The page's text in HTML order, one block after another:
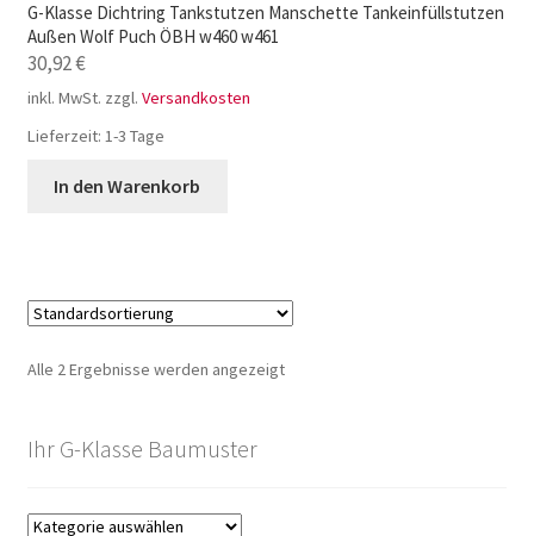
G-Klasse Dichtring Tankstutzen Manschette Tankeinfüllstutzen
Außen Wolf Puch ÖBH w460 w461
30,92€
inkl. MwSt. zzgl. Versandkosten
Lieferzeit: 1-3 Tage
In den Warenkorb
Alle 2 Ergebnisse werden angezeigt
Ihr G-Klasse Baumuster